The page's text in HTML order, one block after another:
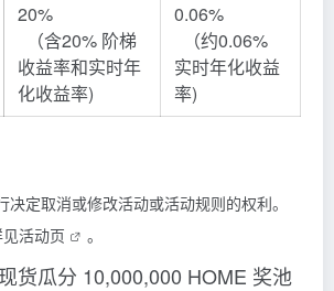
20%
（含20% 阶梯
收益率和实时年
化收益率)
0.06%
（约0.06%
实时年化收益
率)
决定取消或修改活动或活动规则的权利。
活动页 。
货瓜分 10,000,000 HOME 奖池